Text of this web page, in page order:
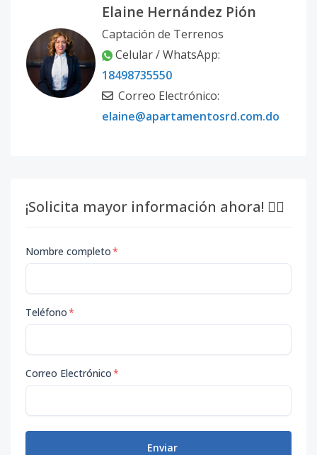
Elaine Hernández Pión
Captación de Terrenos
Celular / WhatsApp:
18498735550
Correo Electrónico:
elaine@apartamentosrd.com.do
¡Solicita mayor información ahora! 👇🏽
Nombre completo*
Teléfono*
Correo Electrónico*
Enviar